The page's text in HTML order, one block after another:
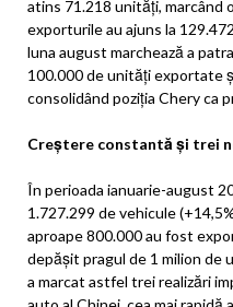
atins 71.218 unități, marcând
exporturile au ajuns la
luna august marchează a
100.000 de unități exportate
consolidând poziția Chery ca
Creștere constantă și trei
În perioada ianuarie-august
1.727.299 de vehicule
aproape 800.000 au fost
depășit pragul de 1 milion de
a marcat astfel trei realizări